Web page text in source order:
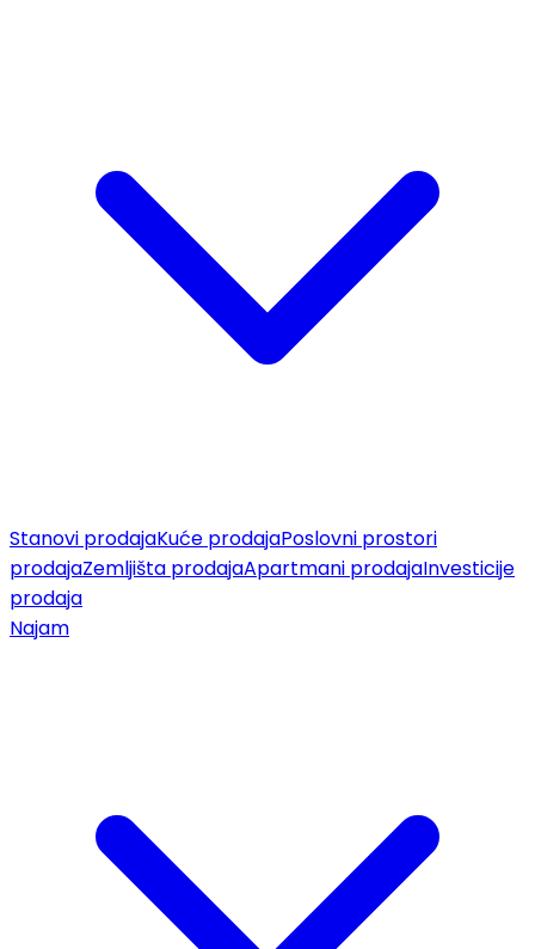
Stanovi prodajaKuće prodajaPoslovni prostori
prodajaZemljišta prodajaApartmani prodajaInvesticije
prodaja
Najam